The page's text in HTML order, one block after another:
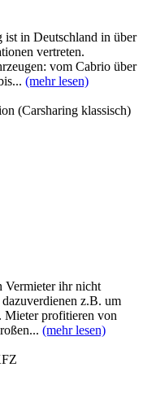
ist in Deutschland in über
vertreten.
vom Cabrio über
(mehr lesen)
(Carsharing klassisch)
Vermieter ihr nicht
z.B. um
Mieter profitieren von
(mehr lesen)